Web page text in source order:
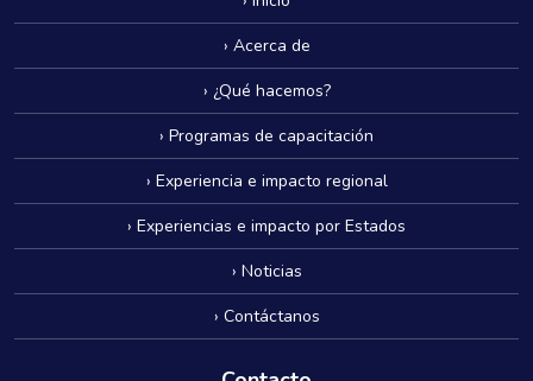
› Acerca de
› ¿Qué hacemos?
› Programas de capacitación
› Experiencia e impacto regional
› Experiencias e impacto por Estados
› Noticias
› Contáctanos